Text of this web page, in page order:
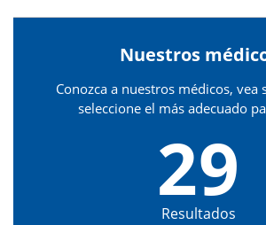
29
Resultados
Nuestros
Conozca a nuestros médicos, vea
seleccione el más adecuado